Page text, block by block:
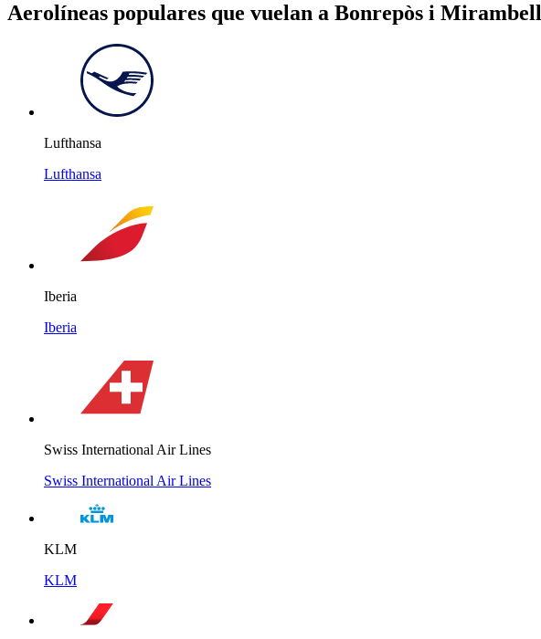
Aerolíneas populares que vuelan a Bonrepòs i Mirambell
Lufthansa
Lufthansa
Iberia
Iberia
Swiss International Air Lines
Swiss International Air Lines
KLM
KLM